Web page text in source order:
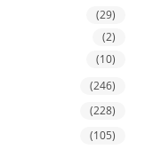
(29)
(2)
(10)
(246)
(228)
(105)